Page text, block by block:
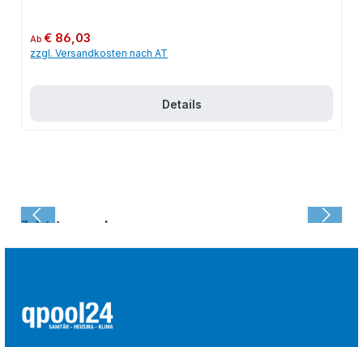
Regulärer Preis:
Ab€ 86,03
zzgl. Versandkosten nach AT
Details
Zuletzt angesehen: